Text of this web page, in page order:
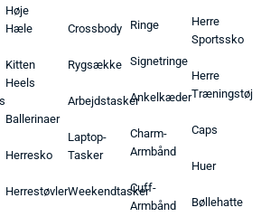
Høje
Hæle
Kitten
Heels
Ballerinaer
Herresko
Herrestøvler
Crossbody
Rygsække
Arbejdstasker
Laptop-
Tasker
Weekendtasker
Ringe
Signetringe
Ankelkæder
Charm-
Armbånd
Cuff-
Armbånd
Herre
Sportssko
Herre
Træningstøj
Caps
Huer
Bøllehatte